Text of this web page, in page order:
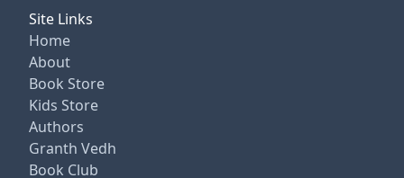
Site Links
Home
About
Book Store
Kids Store
Authors
Granth Vedh
Book Club